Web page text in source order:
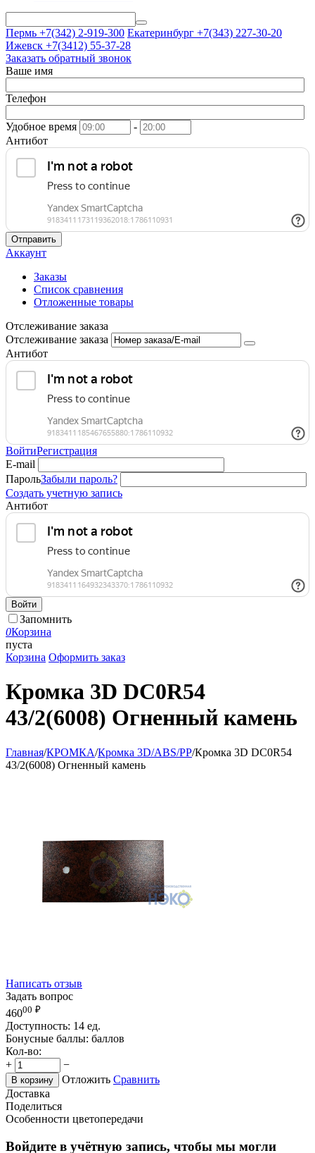
Пермь +7(342) 2-919-300 Екатеринбург +7(343) 227-30-20
Ижевск +7(3412) 55-37-28
Заказать обратный звонок
Ваше имя
Телефон
Удобное время
-
Антибот
Отправить
Аккаунт
Заказы
Список сравнения
Отложенные товары
Отслеживание заказа
Отслеживание заказа
Антибот
ВойтиРегистрация
E-mail
ПарольЗабыли пароль?
Создать учетную запись
Антибот
Войти
Запомнить
0Корзина
пуста
Корзина Оформить заказ
Кромка 3D DC0R54
43/2(6008) Огненный камень
Главная/КРОМКА/Кромка 3D/ABS/PP/Кромка 3D DC0R54
43/2(6008) Огненный камень
Написать отзыв
Задать вопрос
46000 ₽
Доступность: 14 ед.
Бонусные баллы: баллов
Кол-во:
+
−
В корзину Отложить Сравнить
Доставка
Поделиться
Особенности цветопередачи
Войдите в учётную запись, чтобы мы могли